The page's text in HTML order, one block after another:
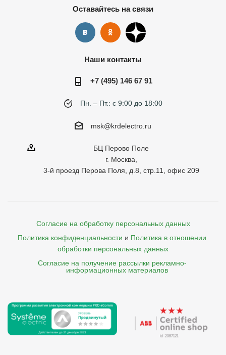
Оставайтесь на связи
Наши контакты
+7 (495) 146 67 91
Пн. – Пт.: с 9:00 до 18:00
msk@krdelectro.ru
БЦ Перово Поле
г. Москва,
3-й проезд Перова Поля, д.8, стр.11, офис 209
Согласие на обработку персональных данных
Политика конфиденциальности и Политика в отношении
обработки персональных данных
Согласие на получение рассылки рекламно-
    информационных материалов